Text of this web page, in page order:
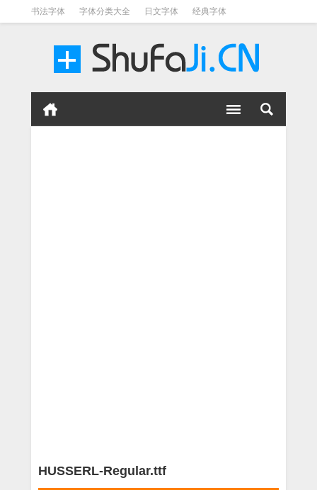
书法字体 字体分类大全 日文字体 经典字体
HUSSERL-Regular.ttf